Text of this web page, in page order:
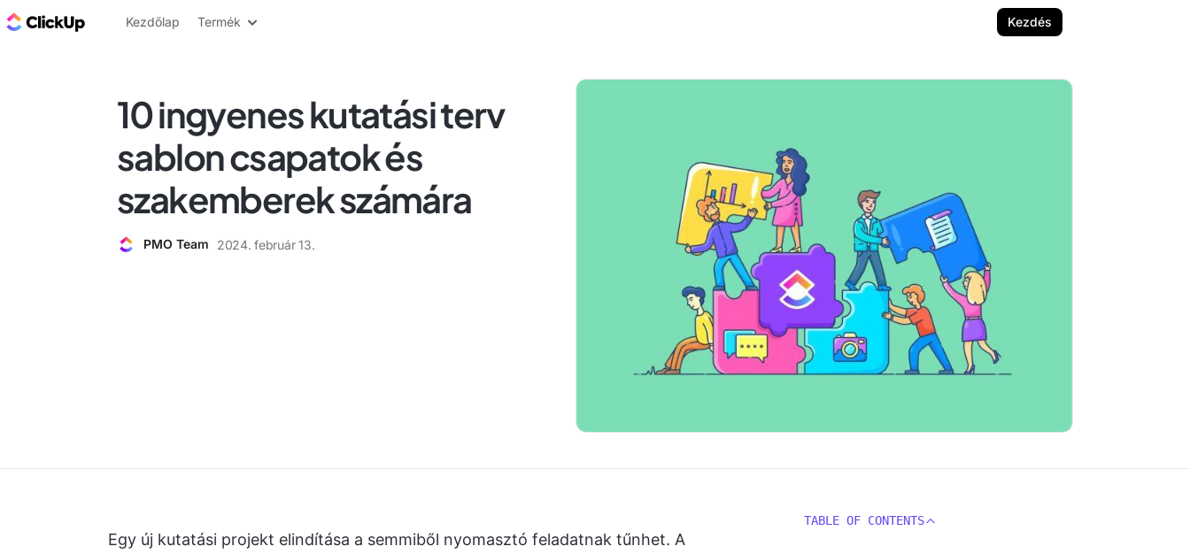
ClickUp blog
Kezdőlap Termék Kezdés
10 ingyenes kutatási terv
sablon csapatok és
szakemberek számára
PMO Team 2024. február 13.
Egy új kutatási projekt elindítása a semmiből nyomasztó feladatnak tűnhet. A
TABLE OF CONTENTS